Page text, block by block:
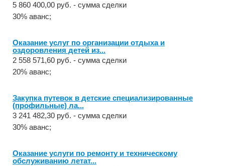
5 860 400,00 руб. - сумма сделки
30% аванс;
Оказание услуг по организации отдыха и
оздоровления детей из...
2 558 571,60 руб. - сумма сделки
20% аванс;
Закупка путевок в детские специализированные
(профильные) ла...
3 241 482,30 руб. - сумма сделки
30% аванс;
Оказание услуги по ремонту и техническому
обслуживанию летат...